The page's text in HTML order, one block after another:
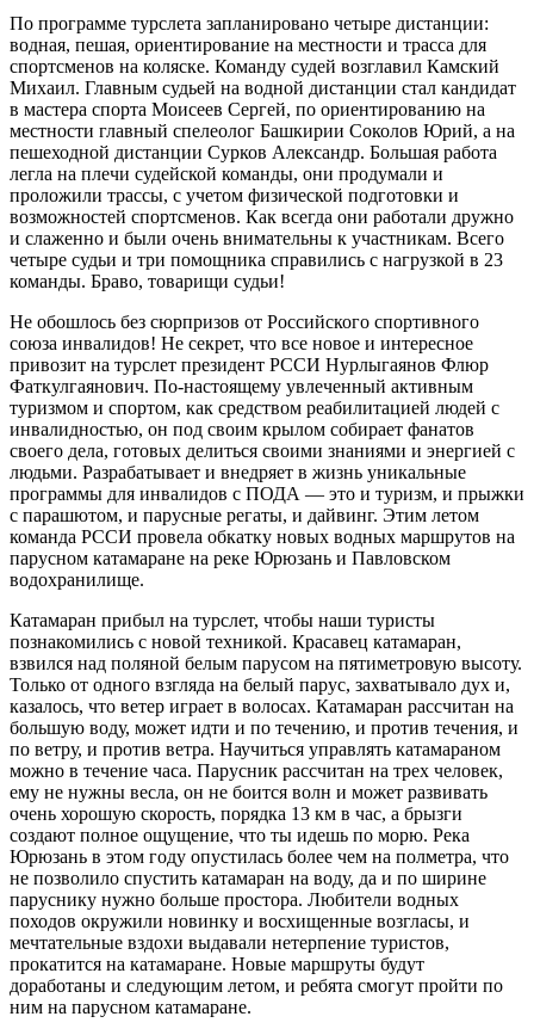
По программе турслета запланировано четыре дистанции:
водная, пешая, ориентирование на местности и трасса для
спортсменов на коляске. Команду судей возглавил Камский
Михаил. Главным судьей на водной дистанции стал кандидат
в мастера спорта Моисеев Сергей, по ориентированию на
местности главный спелеолог Башкирии Соколов Юрий, а на
пешеходной дистанции Сурков Александр. Большая работа
легла на плечи судейской команды, они продумали и
проложили трассы, с учетом физической подготовки и
возможностей спортсменов. Как всегда они работали дружно
и слаженно и были очень внимательны к участникам. Всего
четыре судьи и три помощника справились с нагрузкой в 23
команды. Браво, товарищи судьи!
Не обошлось без сюрпризов от Российского спортивного
союза инвалидов! Не секрет, что все новое и интересное
привозит на турслет президент РССИ Нурлыгаянов Флюр
Фаткулгаянович. По-настоящему увлеченный активным
туризмом и спортом, как средством реабилитацией людей с
инвалидностью, он под своим крылом собирает фанатов
своего дела, готовых делиться своими знаниями и энергией с
людьми. Разрабатывает и внедряет в жизнь уникальные
программы для инвалидов с ПОДА — это и туризм, и прыжки
с парашютом, и парусные регаты, и дайвинг. Этим летом
команда РССИ провела обкатку новых водных маршрутов на
парусном катамаране на реке Юрюзань и Павловском
водохранилище.
Катамаран прибыл на турслет, чтобы наши туристы
познакомились с новой техникой. Красавец катамаран,
взвился над поляной белым парусом на пятиметровую высоту.
Только от одного взгляда на белый парус, захватывало дух и,
казалось, что ветер играет в волосах. Катамаран рассчитан на
большую воду, может идти и по течению, и против течения, и
по ветру, и против ветра. Научиться управлять катамараном
можно в течение часа. Парусник рассчитан на трех человек,
ему не нужны весла, он не боится волн и может развивать
очень хорошую скорость, порядка 13 км в час, а брызги
создают полное ощущение, что ты идешь по морю. Река
Юрюзань в этом году опустилась более чем на полметра, что
не позволило спустить катамаран на воду, да и по ширине
паруснику нужно больше простора. Любители водных
походов окружили новинку и восхищенные возгласы, и
мечтательные вздохи выдавали нетерпение туристов,
прокатится на катамаране. Новые маршруты будут
доработаны и следующим летом, и ребята смогут пройти по
ним на парусном катамаране.